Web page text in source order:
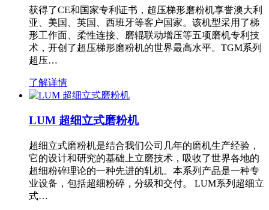
获得了CE和国家专利证书，超压梯形磨粉机享誉澳大利
亚、美国、英国、西班牙等客户国家。该机型采用了梯
形工作面、柔性连接、磨辊联动增压等五项磨机专利技
术，开创了超压梯形磨粉机的世界最高水平。TGM系列
超压…
了解详情
LUM 超细立式磨粉机
超细立式磨粉机是结合我们公司几年的磨机生产经验，
它的设计和研究的基础上立磨技术，吸收了世界各地的
超细粉碎理论的一种先进的轧机。本系列产品是一种专
业设备，包括超细粉碎，分级和交付。 LUM系列超细立
式…